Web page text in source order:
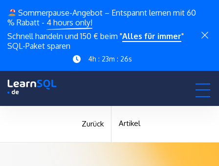
Sommerpause-Angebot – Entspannt lernen mit 60
% Rabatt - 4 hours only!
Schnell handeln und 150 € beim "Alles für immer"
SQL-Paket sparen
4h : 23m : 25s
Zurück Artikel